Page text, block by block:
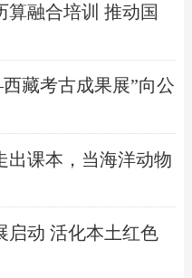
算融合培训 推动国
藏考古成果展”向公
出课本，当海洋动物
启动 活化本土红色